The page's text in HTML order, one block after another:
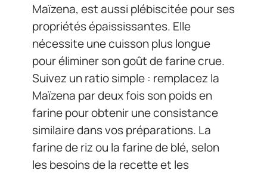
Maïzena, est aussi plébiscitée pour ses
propriétés épaississantes. Elle
nécessite une cuisson plus longue
pour éliminer son goût de farine crue.
Suivez un ratio simple : remplacez la
Maïzena par deux fois son poids en
farine pour obtenir une consistance
similaire dans vos préparations. La
farine de riz ou la farine de blé, selon
les besoins de la recette et les